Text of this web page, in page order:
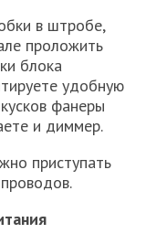
в штробе,
проложить
блока
удобную
фанеры
и диммер.
приступать